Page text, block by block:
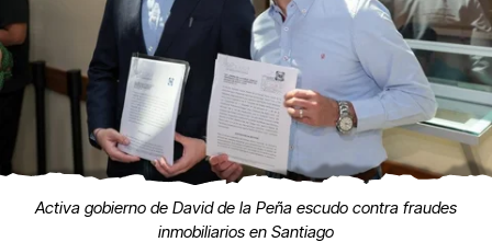
Activa gobierno de David de la Peña escudo contra fraudes
inmobiliarios en Santiago